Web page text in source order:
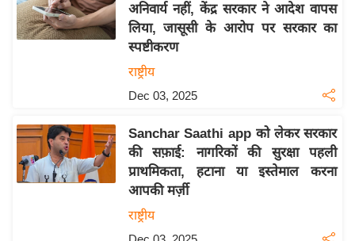
क्रा
पे
प
र
अनिवार्य नहीं, केंद्र सरकार ने आदेश वापस
लिया, जासूसी के आरोप पर सरकार का
स्पष्टीकरण
राष्ट्रीय
Dec 03, 2025
Sanchar Saathi app को लेकर सरकार
की सफ़ाई: नागरिकों की सुरक्षा पहली
प्राथमिकता, हटाना या इस्तेमाल करना
आपकी मर्ज़ी
राष्ट्रीय